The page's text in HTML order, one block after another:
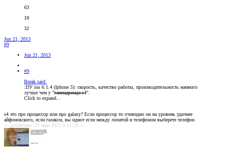
63
18
32
Jun 21, 2013
#9
Jun 21, 2013
#9
Break said:
:DУ ios 6.1.4 (Iphone 5): скорость, качество работы, производительность намного
лучше чем у "гамнадроида s4".
Click to expand...
s4 это про процессор или про galaxy? Если процессор то очевидно он на уровень удачнее
айфоновского, если галакси, вы идиот если между лопатой и телефоном выберете телефон
--- добавлено: 21 июн 2013 в 11:29 ---